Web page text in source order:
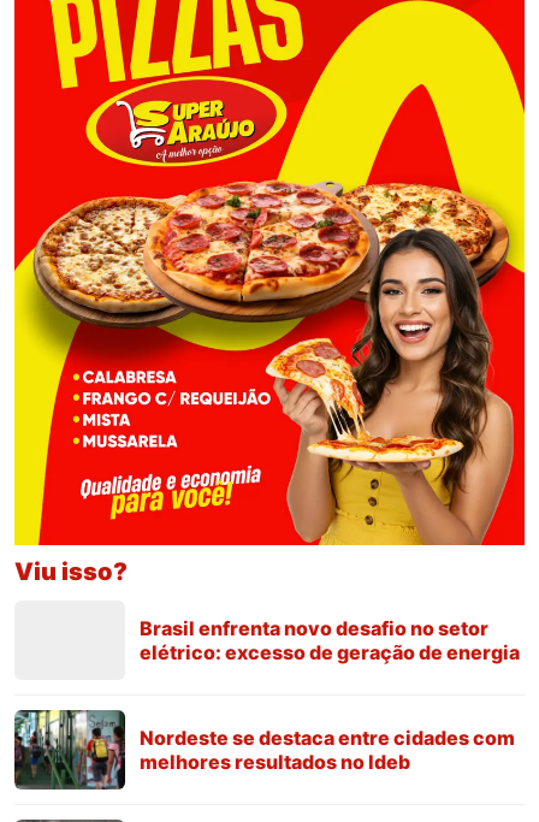
Viu isso?
Brasil enfrenta novo desafio no setor
elétrico: excesso de geração de energia
Nordeste se destaca entre cidades com
melhores resultados no Ideb